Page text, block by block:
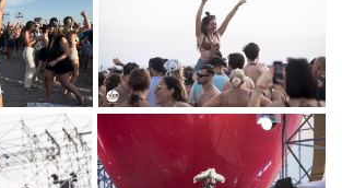
PARTY2_PH©TITTI
FABOZZI.JPG
DSC_0365 JOVA
BEACH